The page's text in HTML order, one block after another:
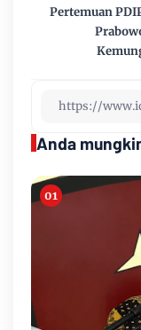
Pertemuan
Anda